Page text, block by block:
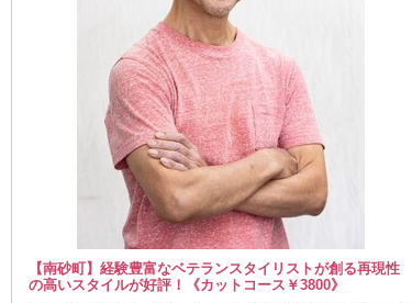
【南砂町】経験豊富なベテランスタイリストが創る再現性
の高いスタイルが好評！《カットコース￥3800》